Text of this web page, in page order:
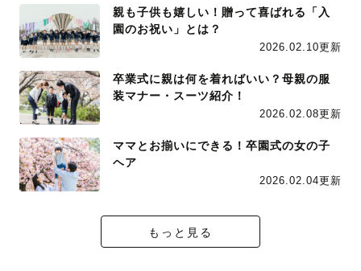
親も子供も嬉しい！贈って喜ばれる「入
園のお祝い」とは？
2026.02.10更新
卒業式に親は何を着ればいい？母親の服
装マナー・スーツ紹介！
2026.02.08更新
ママとお揃いにできる！卒園式の女の子
ヘア
2026.02.04更新
もっと見る